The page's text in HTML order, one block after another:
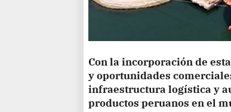
Con la incorporación de
y oportunidades
infraestructura logística y
productos peruanos en el